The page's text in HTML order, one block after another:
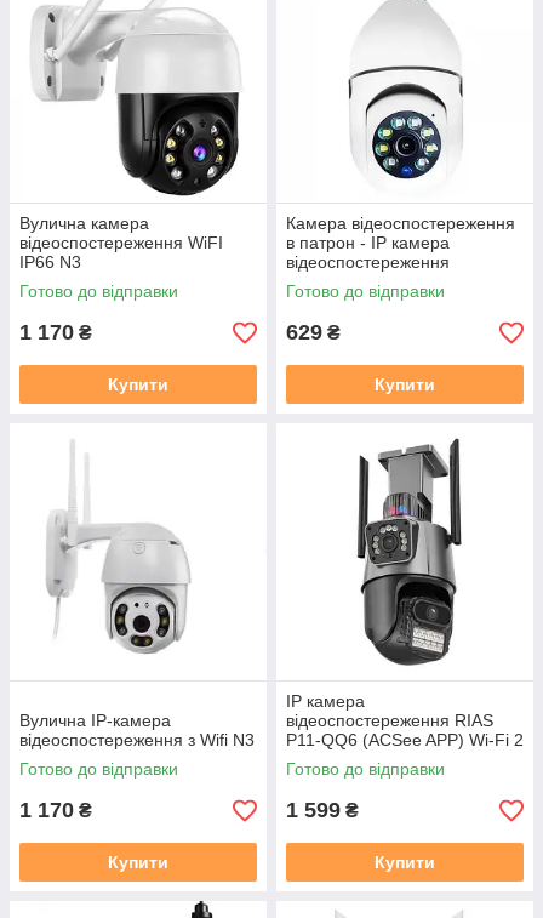
Вулична камера
відеоспостереження WiFI
IP66 N3
Готово до відправки
1 170 ₴
Купити
Камера відеоспостереження
в патрон - IP камера
відеоспостереження
Готово до відправки
629 ₴
Купити
Вулична IP-камера
відеоспостереження з Wifi N3
Готово до відправки
1 170 ₴
Купити
IP камера
відеоспостереження RIAS
P11-QQ6 (ACSee APP) Wi-Fi 2
об'єктива 3MP+3MP вулична
з віддаленим доступом
Готово до відправки
1 599 ₴
Купити